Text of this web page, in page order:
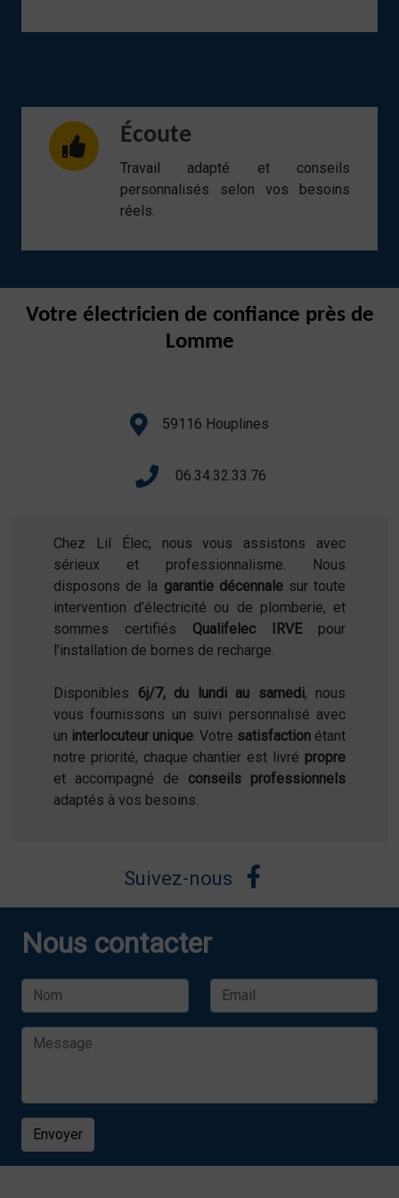
Écoute
Travail adapté et conseils
personnalisés selon vos besoins
réels.
Votre électricien de confiance près de
Lomme
59116 Houplines
06.34.32.33.76
Chez Lil Élec, nous vous assistons avec
sérieux et professionnalisme. Nous
disposons de la garantie décennalesur toute
intervention d’électricité ou de plomberie, et
sommes certifiés Qualifelec IRVEpour
l’installation de bornes de recharge.
Disponibles 6j/7, du lundi au samedi, nous
vous fournissons un suivi personnalisé avec
un interlocuteur unique. Votre satisfaction étant
notre priorité, chaque chantier est livré propre
et accompagné de conseils professionnels
adaptés à vos besoins.
Suivez-nous
Nous contacter
Envoyer